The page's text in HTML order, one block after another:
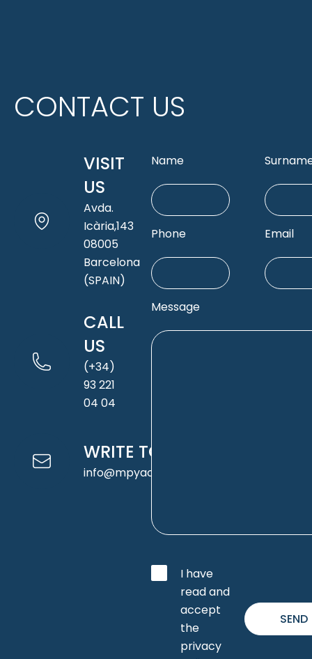
CONTACT US
VISIT
US
Avda.
Icària,143
08005
Barcelona
(SPAIN)
CALL
US
(+34)
93 221
04 04
WRITE TO US
info@mpyachts.com
Name
Phone Email
Message
I have
read and
accept
the
privacy